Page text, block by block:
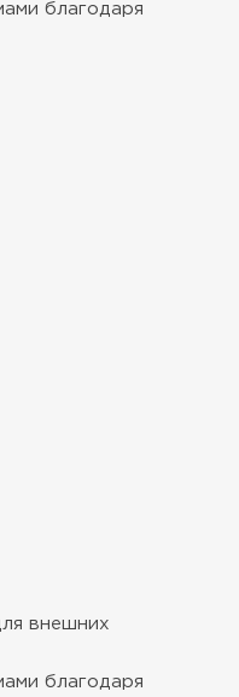
благодаря
внешних
благодаря